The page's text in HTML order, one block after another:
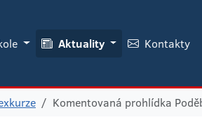
Aktuality Kontakty
Komentovaná prohlídka